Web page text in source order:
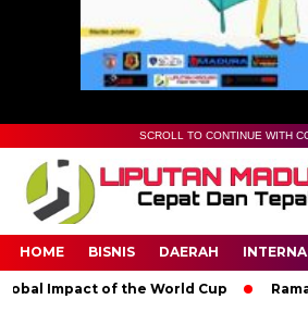
SCROLL TO CONTINUE WITH
HOME BISNIS DAERAH
Impact of the World Cup